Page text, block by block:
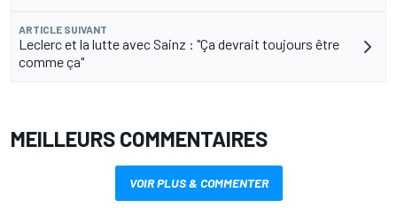
ARTICLE SUIVANT
Leclerc et la lutte avec Sainz : "Ça devrait toujours être
comme ça"
MEILLEURS COMMENTAIRES
VOIR PLUS & COMMENTER